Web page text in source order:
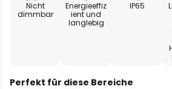
Nicht
dimmbar
Energieeffiz
ient und
langlebig
IP65
Perfekt für diese Bereiche